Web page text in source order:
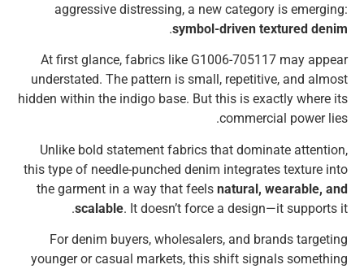
aggressive distressing, a new category is emerging:
symbol-driven textured denim
.
At first glance, fabrics like G1006-705117 may appear
understated. The pattern is small, repetitive, and almost
hidden within the indigo base. But this is exactly where its
commercial power lies.
Unlike bold statement fabrics that dominate attention,
this type of needle-punched denim integrates texture into
the garment in a way that feels natural, wearable, and
scalable. It doesn’t force a design—it supports it.
For denim buyers, wholesalers, and brands targeting
younger or casual markets, this shift signals something